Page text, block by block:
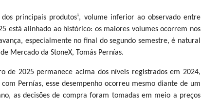
principais produtos¹, volume inferior ao observado entre
está alinhado ao histórico: os maiores volumes ocorrem nos
especialmente no final do segundo semestre, é natural
Mercado da StoneX, Tomás Pernías.
de 2025 permanece acima dos níveis registrados em 2024,
Pernías, esse desempenho ocorreu mesmo diante de um
as decisões de compra foram tomadas em meio a preços